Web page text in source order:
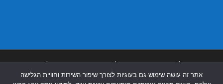
בבאר שבע |
אתר זה עושה שימוש גם בעוגיות לצורך שיפור השירות וחוויית הגלישה